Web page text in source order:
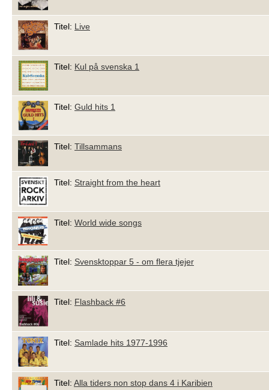
Titel: Live
Titel: Kul på svenska 1
Titel: Guld hits 1
Titel: Tillsammans
Titel: Straight from the heart
Titel: World wide songs
Titel: Svensktoppar 5 - om flera tjejer
Titel: Flashback #6
Titel: Samlade hits 1977-1996
Titel: Alla tiders non stop dans 4 i Karibien